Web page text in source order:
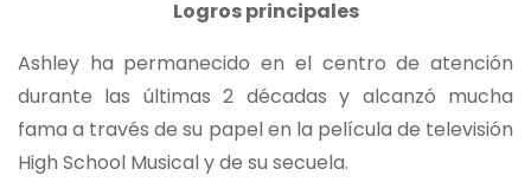
Logros principales
Ashley ha permanecido en el centro de atención
durante las últimas 2 décadas y alcanzó mucha
fama a través de su papel en la película de televisión
High School Musical y de su secuela.